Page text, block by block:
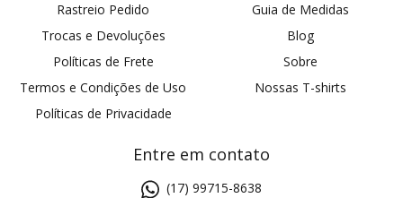
Rastreio Pedido
Trocas e Devoluções
Políticas de Frete
Termos e Condições de Uso
Políticas de Privacidade
Guia de Medidas
Blog
Sobre
Nossas T-shirts
Entre em contato
(17) 99715-8638